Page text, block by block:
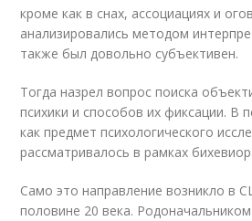
кроме как в снах, ассоциациях и
анализировались методом
также был довольно субъективен.
Тогда назрел вопрос поиска
психики и способов их фиксации. В
как предмет психологического
рассматривалось в рамках
Само это направление возникло в
половине 20 века.